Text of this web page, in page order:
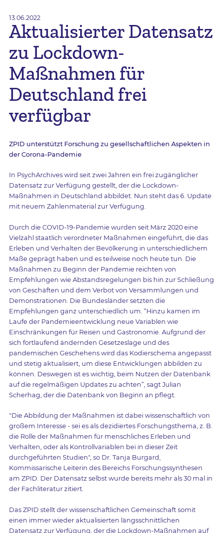
13.06.2022
Aktualisierter Datensatz
zu Lockdown-
Maßnahmen für
Deutschland frei
verfügbar
ZPID unterstützt Forschung zu gesellschaftlichen Aspekten in
der Corona-Pandemie
In PsychArchives wird seit zwei Jahren ein frei zugänglicher
Datensatz zur Verfügung gestellt, der die Lockdown-
Maßnahmen in Deutschland abbildet. Nun steht das 6. Update
mit neuem Zahlenmaterial zur Verfügung.
Durch die COVID-19-Pandemie wurden seit März 2020 eine
Vielzahl staatlich verordneter Maßnahmen eingeführt, die das
Erleben und Verhalten der Bevölkerung in unterschiedlichem
Maße geprägt haben und es teilweise noch heute tun. Die
Maßnahmen zu Beginn der Pandemie reichten von
Empfehlungen wie Abstandsregelungen bis hin zur Schließung
von Geschäften und dem Verbot von Versammlungen und
Demonstrationen. Die Bundesländer setzten die
Empfehlungen ganz unterschiedlich um. “Hinzu kamen im
Laufe der Pandemieentwicklung neue Variablen wie
Einschränkungen für Reisen und Gastronomie. Aufgrund der
sich fortlaufend ändernden Gesetzeslage und des
pandemischen Geschehens wird das Kodierschema angepasst
und stetig aktualisiert, um diese Entwicklungen abbilden zu
können. Deswegen ist es wichtig, beim Nutzen der Datenbank
auf die regelmäßigen Updates zu achten”, sagt Julian
Scherhag, der die Datenbank von Beginn an pflegt.
"Die Abbildung der Maßnahmen ist dabei wissenschaftlich von
großem Interesse - sei es als dezidiertes Forschungsthema, z. B.
die Rolle der Maßnahmen für menschliches Erleben und
Verhalten, oder als Kontrollvariablen bei in dieser Zeit
durchgeführten Studien", so Dr. Tanja Burgard,
Kommissarische Leiterin des Bereichs Forschungssynthesen
am ZPID. Der Datensatz selbst wurde bereits mehr als 30 mal in
der Fachliteratur zitiert.
Das ZPID stellt der wissenschaftlichen Gemeinschaft somit
einen immer wieder aktualisierten längsschnittlichen
Datensatz zur Verfügung, der die Lockdown-Maßnahmen auf